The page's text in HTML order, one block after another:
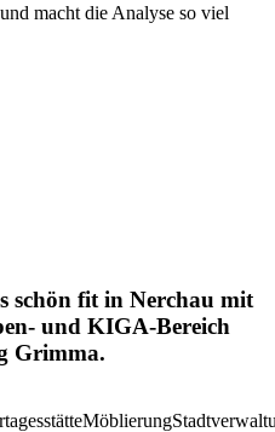
macht die Analyse so viel
schön fit in Nerchau mit
und KIGA-Bereich
Grimma.
Möblierung